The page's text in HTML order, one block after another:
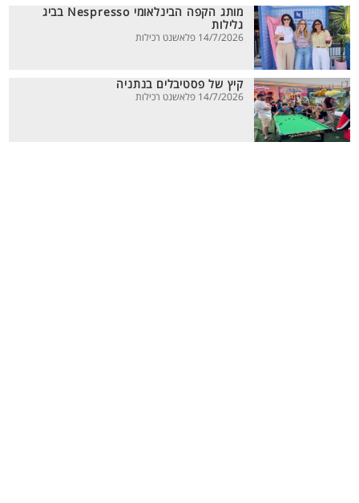
מותג הקפה הבינלאומי Nespresso בביג
גלילות
14/7/2026 פלאשנט רכילות
קיץ של פסטיבלים בנתניה
14/7/2026 פלאשנט רכילות